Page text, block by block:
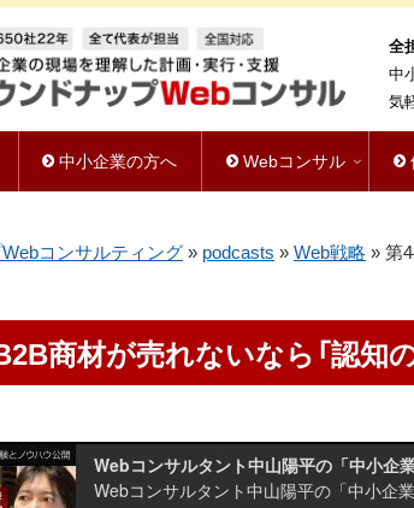
全
中
気
中小企業の方へ Webコンサル
コンサルティング » podcasts » Web戦略 » 第
商材が売れないなら「認知